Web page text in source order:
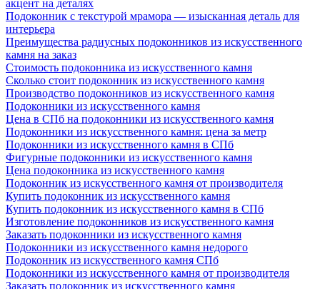
акцент на деталях
Подоконник с текстурой мрамора — изысканная деталь для
интерьера
Преимущества радиусных подоконников из искусственного
камня на заказ
Стоимость подоконника из искусственного камня
Сколько стоит подоконник из искусственного камня
Производство подоконников из искусственного камня
Подоконники из искусственного камня
Цена в СПб на подоконники из искусственного камня
Подоконники из искусственного камня: цена за метр
Подоконники из искусственного камня в СПб
Фигурные подоконники из искусственного камня
Цена подоконника из искусственного камня
Подоконник из искусственного камня от производителя
Купить подоконник из искусственного камня
Купить подоконник из искусственного камня в СПб
Изготовление подоконников из искусственного камня
Заказать подоконники из искусственного камня
Подоконники из искусственного камня недорого
Подоконник из искусственного камня СПб
Подоконники из искусственного камня от производителя
Заказать подоконник из искусственного камня